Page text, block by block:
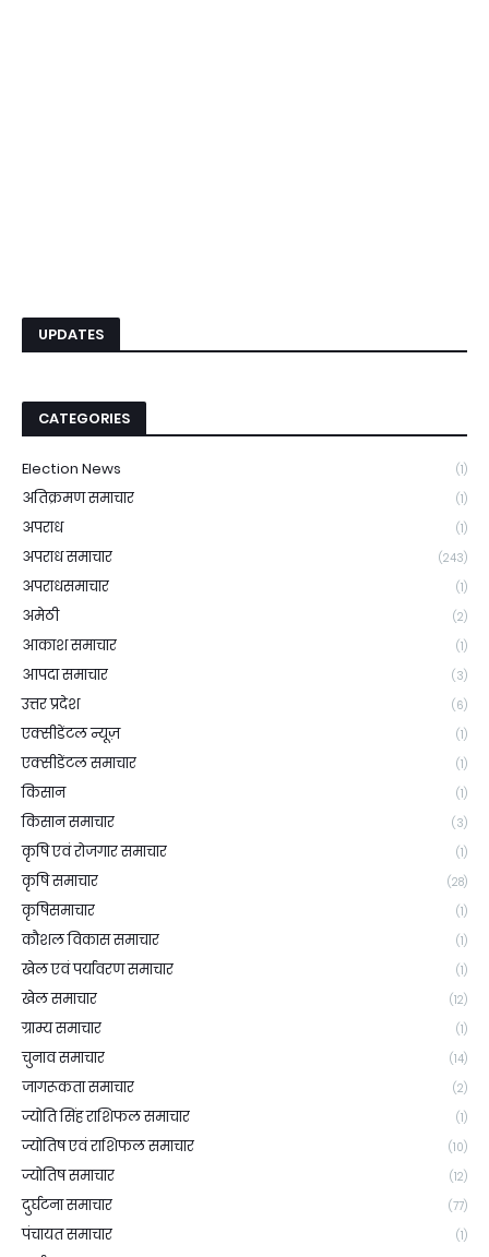
UPDATES
CATEGORIES
Election News (1)
अतिक्रमण समाचार (1)
अपराध (1)
अपराध समाचार (243)
अपराधसमाचार (1)
अमेठी (2)
आकाश समाचार (1)
आपदा समाचार (3)
उत्तर प्रदेश (6)
एक्सीडेंटल न्यूज़ (1)
एक्सीडेंटल समाचार (1)
किसान (1)
किसान समाचार (3)
कृषि एवं रोजगार समाचार (1)
कृषि समाचार (28)
कृषिसमाचार (1)
कौशल विकास समाचार (1)
खेल एवं पर्यावरण समाचार (1)
खेल समाचार (12)
ग्राम्य समाचार (1)
चुनाव समाचार (14)
जागरूकता समाचार (2)
ज्योति सिंह राशिफल समाचार (1)
ज्योतिष एवं राशिफल समाचार (10)
ज्योतिष समाचार (12)
दुर्घटना समाचार (77)
पंचायत समाचार (1)